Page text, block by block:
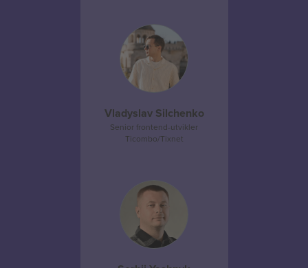
Vladyslav Silchenko
Senior frontend-utvikler
Ticombo/Tixnet